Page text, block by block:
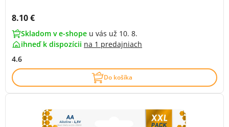
Cena s DPH:
8.10 €
Skladom v e-shope u vás už 10. 8.
ihneď k dispozícii na 1 predajniach
4.6
Do košíka